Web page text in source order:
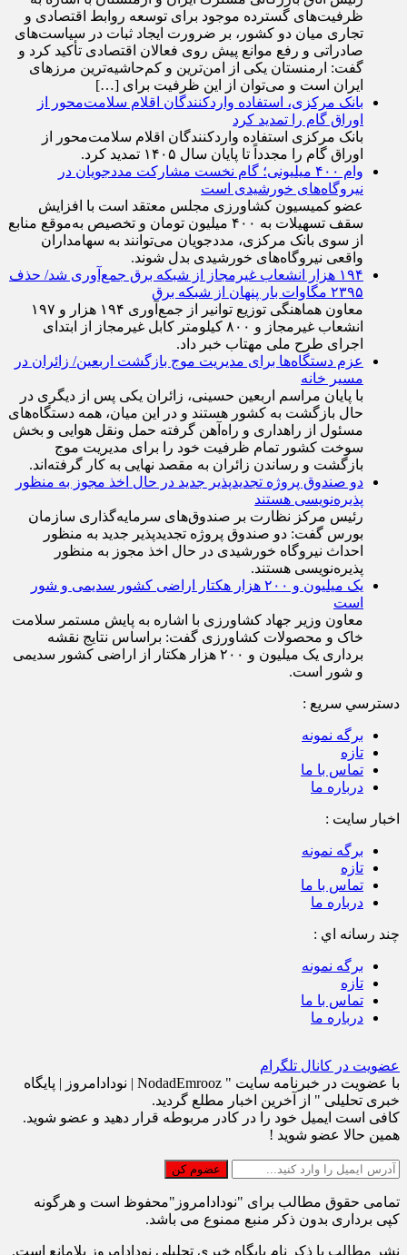
ظرفیت‌های گسترده موجود برای توسعه روابط اقتصادی و
تجاری میان دو کشور، بر ضرورت ایجاد ثبات در سیاست‌های
صادراتی و رفع موانع پیش روی فعالان اقتصادی تأکید کرد و
گفت: ارمنستان یکی از امن‌ترین و کم‌حاشیه‌ترین مرز‌های
ایران است و می‌توان از این ظرفیت برای […]
بانک مرکزی، استفاده واردکنندگان اقلام سلامت‌محور از
اوراق گام را تمدید کرد
بانک مرکزی استفاده واردکنندگان اقلام سلامت‌محور از
اوراق گام را مجدداً تا پایان سال ۱۴۰۵ تمدید کرد.
وام ۴۰۰ میلیونی؛ گام نخست مشارکت مددجویان در
نیروگاه‌های خورشیدی است
عضو کمیسیون کشاورزی مجلس معتقد است با افزایش
سقف تسهیلات به ۴۰۰ میلیون تومان و تخصیص به‌موقع منابع
از سوی بانک مرکزی، مددجویان می‌توانند به سهامداران
واقعی نیروگاه‌های خورشیدی بدل شوند.
۱۹۴ هزار انشعاب غیرمجاز از شبکه برق جمع‌آوری شد/ حذف
۲۳۹۵ مگاوات بار پنهان از شبکه برق
معاون هماهنگی توزیع توانیر از جمع‌آوری ۱۹۴ هزار و ۱۹۷
انشعاب غیرمجاز و ۸۰۰ کیلومتر کابل غیرمجاز از ابتدای
اجرای طرح ملی مهتاب خبر داد.
عزم دستگاه‌ها برای مدیریت موج بازگشت اربعین/ زائران در
مسیر خانه
با پایان مراسم اربعین حسینی، زائران یکی پس از دیگری در
حال بازگشت به کشور هستند و در این میان، همه دستگاه‌های
مسئول از راهداری و راه‌آهن گرفته حمل ونقل هوایی و بخش
سوخت کشور تمام ظرفیت خود را برای مدیریت موج
بازگشت و رساندن زائران به مقصد نهایی به کار گرفته‌اند.
دو صندوق پروژه تجدیدپذیر جدید در حال اخذ مجوز به منظور
پذیره‌نویسی هستند
رئیس مرکز نظارت بر صندوق‌های سرمایه‌گذاری سازمان
بورس گفت: دو صندوق پروژه تجدیدپذیر جدید به منظور
احداث نیروگاه خورشیدی در حال اخذ مجوز به منظور
پذیره‌نویسی هستند.
یک میلیون و ۲۰۰ هزار هکتار اراضی کشور سدیمی و شور
است
معاون وزیر جهاد کشاورزی با اشاره به پایش مستمر سلامت
خاک و محصولات کشاورزی گفت: براساس نتایج نقشه
برداری یک میلیون و ۲۰۰ هزار هکتار از اراضی کشور سدیمی
و شور است.
دسترسي سريع :
برگه نمونه
تازه
تماس با ما
درباره ما
اخبار سایت :
برگه نمونه
تازه
تماس با ما
درباره ما
چند رسانه اي :
برگه نمونه
تازه
تماس با ما
درباره ما
عضویت در کانال تلگرام
با عضویت در خبرنامه سایت " NodadEmrooz | نودادامروز | پايگاه
خبری تحلیلی " از آخرین اخبار مطلع گردید.
کافی است ایمیل خود را در کادر مربوطه قرار دهید و عضو شوید.
همین حالا عضو شوید !
تمامی حقوق مطالب برای "نودادامروز"محفوظ است و هرگونه
کپی برداری بدون ذکر منبع ممنوع می باشد.
نشر مطالب با ذکر نام پایگاه خبری تحلیلی نودادامروز بلامانع است.